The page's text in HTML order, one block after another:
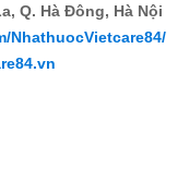
Q. Hà Đông, Hà Nội
NhathuocVietcare84/